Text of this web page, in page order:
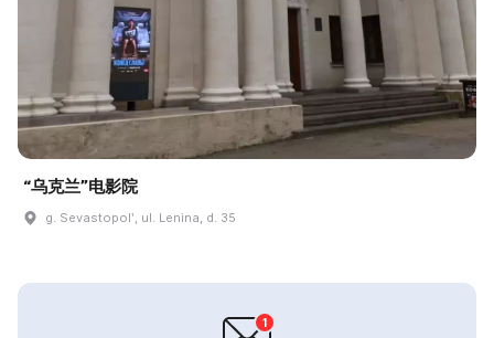
“乌克兰”电影院
g. Sevastopolʹ, ul. Lenina, d. 35